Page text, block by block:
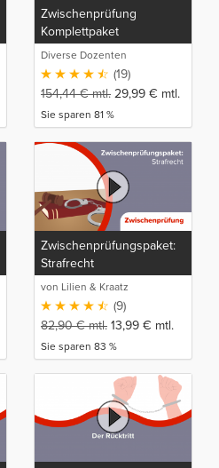
Zwischenprüfung
Komplettpaket
Diverse Dozenten
(19)
154,44€mtl. 29,99 € mtl.
Sie sparen 81 %
Zwischenprüfungspaket:
Strafrecht
von Lilien & Kraatz
(9)
82,90€mtl. 13,99 € mtl.
Sie sparen 83 %